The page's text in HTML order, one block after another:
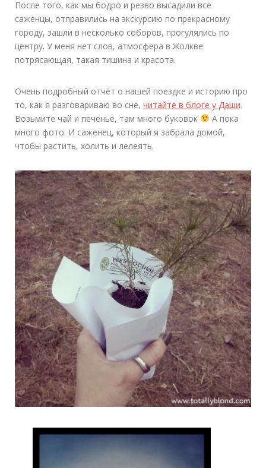
После того, как мы бодро и резво высадили все
саженцы, отправились на экскурсию по прекрасному
городу, зашли в несколько соборов, прогулялись по
центру. У меня нет слов, атмосфера в Жолкве
потрясающая, такая тишина и красота.
Очень подробный отчёт о нашей поездке и историю про
то, как я разговариваю во сне, читайте в блоге у Даши.
Возьмите чай и печенье, там много буковок
А пока
много фото. И саженец, который я забрала домой,
чтобы растить, холить и лелеять.